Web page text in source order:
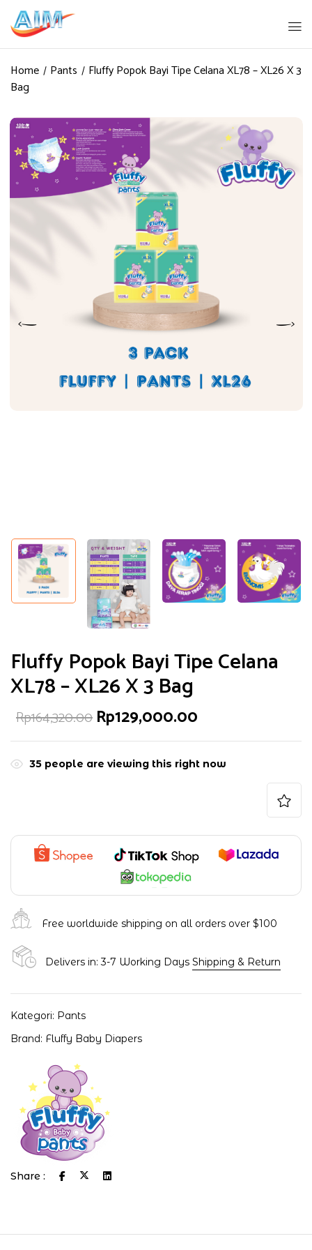
Home Pants
Fluffy Popok Bayi Tipe Celana XL78 – XL26 X 3
Bag
Fluffy Popok Bayi Tipe Celana
XL78 – XL26 X 3 Bag
Rp164,320.00 Harga
aslinya
adalah:
Rp164,320.00.
Rp129,000.00
ini
adalah:
Rp129,000.00.
35 people are viewing this right now
Free worldwide shipping on all orders over $100
Delivers in: 3-7 Working Days Shipping & Return
Kategori: Pants
Brand: Fluffy Baby Diapers
Share :